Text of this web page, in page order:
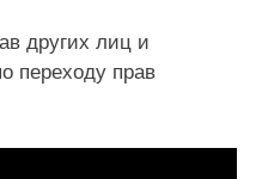
других лиц и
переходу прав